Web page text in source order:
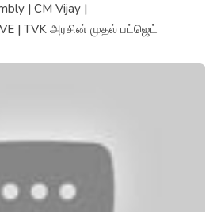
| CM Vijay |
| TVK அரசின் முதல் பட்ஜெட்